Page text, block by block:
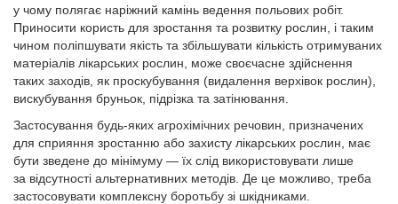
у чому полягає наріжний камінь ведення польових робіт.
Приносити користь для зростання та розвитку рослин, і таким
чином поліпшувати якість та збільшувати кількість отримуваних
матеріалів лікарських рослин, може своєчасне здійснення
таких заходів, як проскубування (видалення верхівок рослин),
вискубування бруньок, підрізка та затінювання.
Застосування будь-яких агрохімічних речовин, призначених
для сприяння зростанню або захисту лікарських рослин, має
бути зведене до мінімуму — їх слід використовувати лише
за відсутності альтернативних методів. Де це можливо, треба
застосовувати комплексну боротьбу зі шкідниками.